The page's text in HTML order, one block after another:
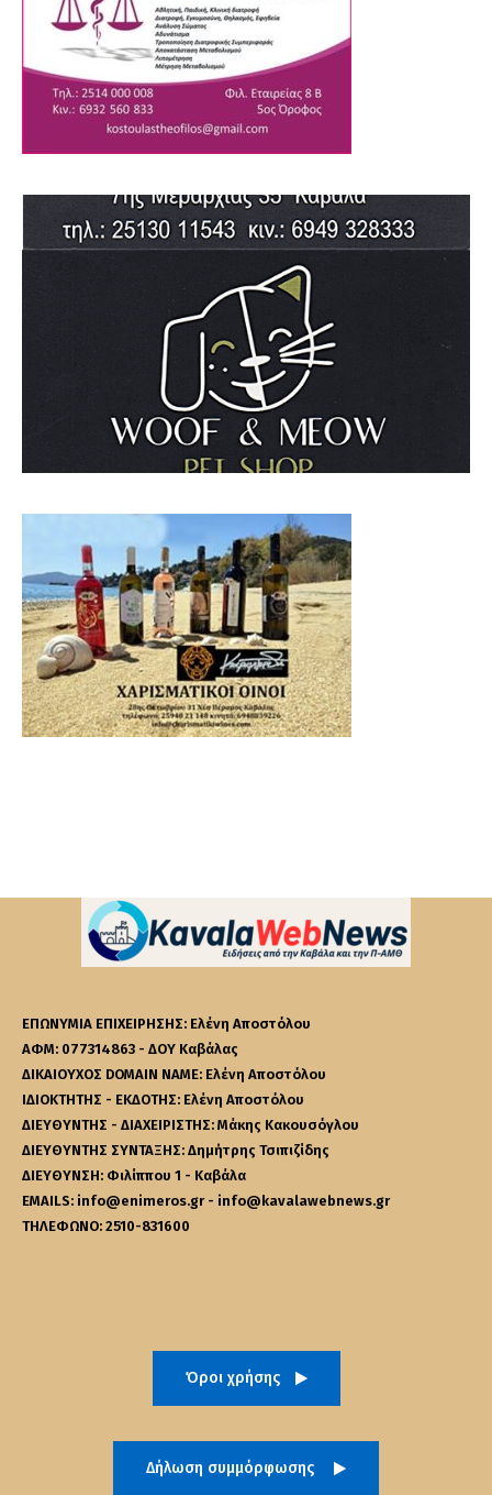
ΕΠΩΝΥΜΙΑ ΕΠΙΧΕΙΡΗΣΗΣ: Ελένη Αποστόλου
ΑΦΜ: 077314863 - ΔΟΥ Καβάλας
ΔΙΚΑΙΟΥΧΟΣ DOMAIN NAME: Ελένη Αποστόλου
ΙΔΙΟΚΤΗΤΗΣ - ΕΚΔΟΤΗΣ: Ελένη Αποστόλου
ΔΙΕΥΘΥΝΤΗΣ - ΔΙΑΧΕΙΡΙΣΤΗΣ: Μάκης Κακουσόγλου
ΔΙΕΥΘΥΝΤΗΣ ΣΥΝΤΑΞΗΣ: Δημήτρης Τσιπιζίδης
ΔΙΕΥΘΥΝΣΗ: Φιλίππου 1 - Καβάλα
EMAILS: info@enimeros.gr - info@kavalawebnews.gr
ΤΗΛΕΦΩΝΟ: 2510-831600
Όροι χρήσης
Δήλωση συμμόρφωσης